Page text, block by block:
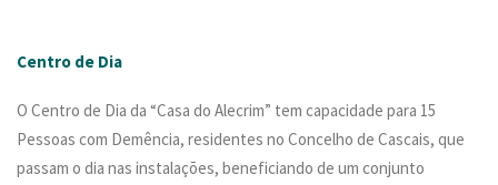
Centro de Dia
O Centro de Dia da “Casa do Alecrim” tem capacidade para 15
Pessoas com Demência, residentes no Concelho de Cascais, que
passam o dia nas instalações, beneficiando de um conjunto